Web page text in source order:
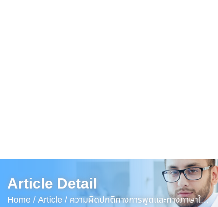
Article Detail
Home /Article / ความผิดปกติทางการพูดและทางภาษาใน